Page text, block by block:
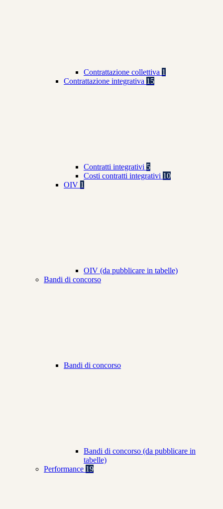
Contrattazione collettiva 1
Contrattazione integrativa 15
Contratti integrativi 5
Costi contratti integrativi 10
OIV 1
OIV (da pubblicare in tabelle)
Bandi di concorso
Bandi di concorso
Bandi di concorso (da pubblicare in
tabelle)
Performance 19